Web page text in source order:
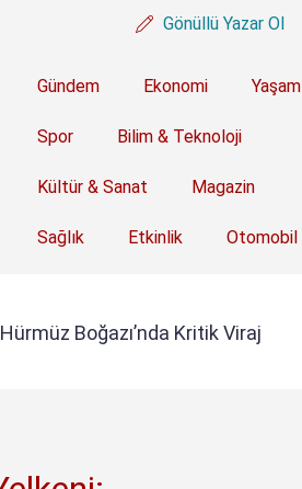
Gönüllü Yazar Ol
Gündem Ekonomi Yaşam
Spor Bilim & Teknoloji
Kültür & Sanat Magazin
Sağlık Etkinlik Otomobil
Boğazı’nda Kritik Viraj